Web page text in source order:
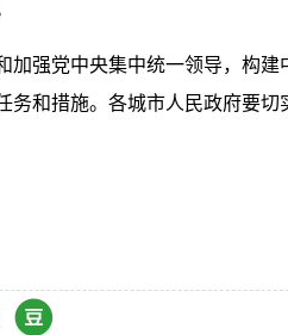
加强党中央集中统一领导，构
务和措施。各城市人民政府要